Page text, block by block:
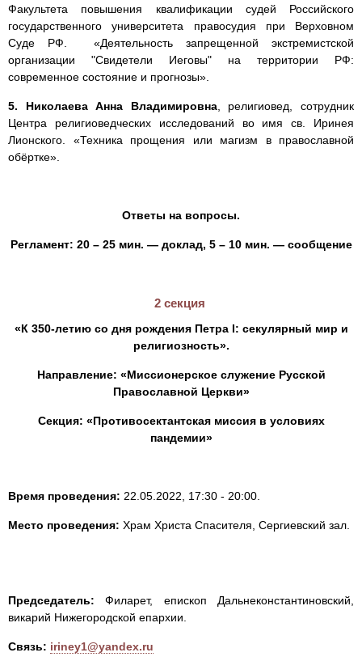
Факультета повышения квалификации судей Российского
государственного университета правосудия при Верховном
Суде РФ. «Деятельность запрещенной экстремистской
организации "Свидетели Иеговы" на территории РФ:
современное состояние и прогнозы».
5. Николаева Анна Владимировна, религиовед, сотрудник
Центра религиоведческих исследований во имя св. Иринея
Лионского. «Техника прощения или магизм в православной
обёртке».
Ответы на вопросы.
Регламент: 20 – 25 мин. — доклад, 5 – 10 мин. — сообщение
2 секция
«К 350-летию со дня рождения Петра I: секулярный мир и
религиозность».
Направление: «Миссионерское служение Русской
Православной Церкви»
Секция: «Противосектантская миссия в условиях
пандемии»
Время проведения: 22.05.2022, 17:30 - 20:00.
Место проведения: Храм Христа Спасителя, Сергиевский зал.
Председатель:Филарет, епископ Дальнеконстантиновский,
викарий Нижегородской епархии.
Связь: iriney1@yandex.ru